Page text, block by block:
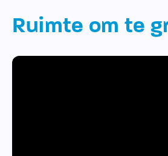
Ruimte om te